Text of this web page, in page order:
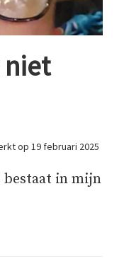
niet
op 19 februari 2025
bestaat in mijn